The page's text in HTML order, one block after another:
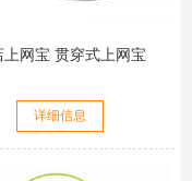
上网宝 贯穿式上网宝
详细信息